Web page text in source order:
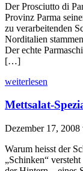
Der Prosciutto di
Provinz Parma
zu verarbeitenden
Norditalien
Der echte
[…]
weiterlesen
Mettsalat-
Dezember 17, 2008
Warum heisst der
„Schinken“